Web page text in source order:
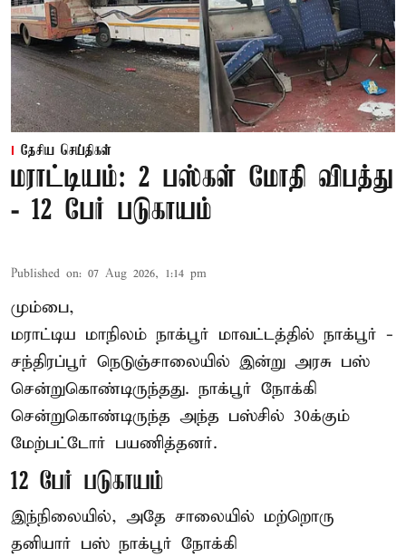
தேசிய செய்திகள்
மராட்டியம்: 2 பஸ்கள் மோதி விபத்து
- 12 பேர் படுகாயம்
Published on: 07 Aug 2026, 1:14 pm
மும்பை,
மராட்டிய மாநிலம் நாக்பூர் மாவட்டத்தில் நாக்பூர் -
சந்திரப்பூர் நெடுஞ்சாலையில் இன்று அரசு பஸ்
சென்றுகொண்டிருந்தது. நாக்பூர் நோக்கி
சென்றுகொண்டிருந்த அந்த பஸ்சில் 30க்கும்
மேற்பட்டோர் பயணித்தனர்.
12 பேர் படுகாயம்
இந்நிலையில், அதே சாலையில் மற்றொரு
தனியார் பஸ் நாக்பூர் நோக்கி